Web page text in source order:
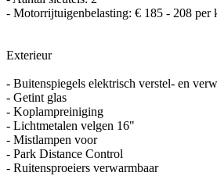
- Motorrijtuigenbelasting: € 185 - 208 per
Exterieur
- Buitenspiegels elektrisch verstel- en
- Getint glas
- Koplampreiniging
- Lichtmetalen velgen 16"
- Mistlampen voor
- Park Distance Control
- Ruitensproeiers verwarmbaar